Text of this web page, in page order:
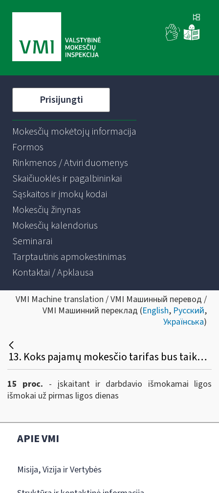
Prisijungti
Mokesčių mokėtojų informacija
Formos
Rinkmenos / Atviri duomenys
Skaičiuoklės ir pagalbininkai
Sąskaitos ir įmokų kodai
Mokesčių žinynas
Mokesčių kalendorius
Seminarai
Tarptautinis apmokestinimas
Kontaktai / Apklausa
VMI Machine translation / VMI Машинный перевод /
VMI Машинний переклад (English, Русский,
Українська)
13. Koks pajamų mokesčio tarifas bus taikomas ligos, motinystės, tėvystės, vaiko priežiūros ir ilgalaikio darbo išmokoms?
15 proc. - įskaitant ir darbdavio išmokamai ligos
išmokai už pirmas ligos dienas
APIE VMI
Misija, Vizija ir Vertybės